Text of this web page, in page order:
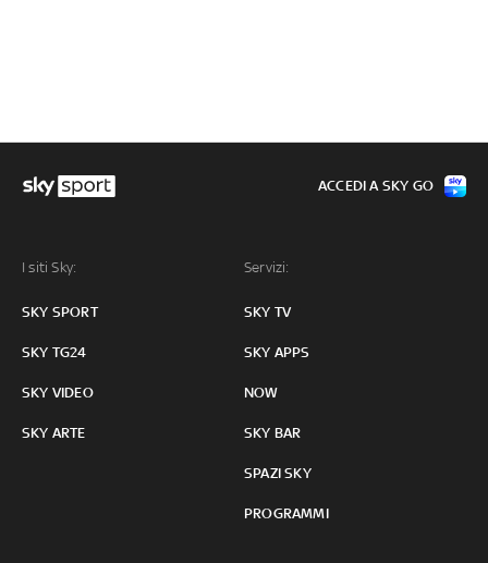
I siti Sky:
SKY SPORT
SKY TG24
SKY VIDEO
SKY ARTE
Servizi:
SKY TV
SKY APPS
NOW
SKY BAR
SPAZI SKY
PROGRAMMI
ACCEDI A SKY GO